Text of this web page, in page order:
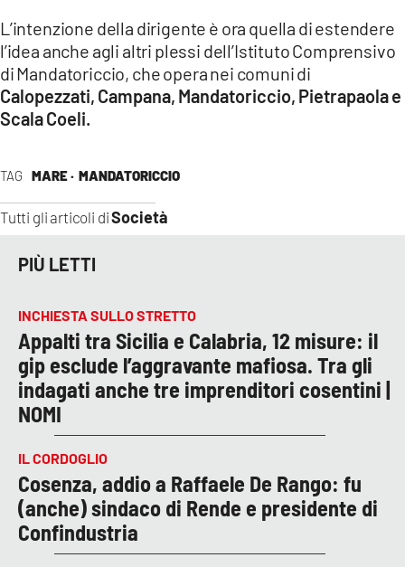
TAG MARE · MANDATORICCIO
Tutti gli articoli diSocietà
L’intenzione della dirigente è ora quella di estendere
l’idea anche agli altri plessi dell’Istituto Comprensivo
di Mandatoriccio, che opera nei comuni di
Calopezzati, Campana, Mandatoriccio, Pietrapaola e
Scala Coeli.
PIÙ LETTI
INCHIESTA SULLO STRETTO
Appalti tra Sicilia e Calabria, 12 misure: il
gip esclude l’aggravante mafiosa. Tra gli
indagati anche tre imprenditori cosentini |
NOMI
IL CORDOGLIO
Cosenza, addio a Raffaele De Rango: fu
(anche) sindaco di Rende e presidente di
Confindustria